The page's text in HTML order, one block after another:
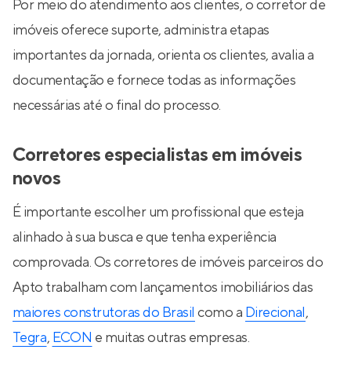
Por meio do atendimento aos clientes, o corretor de
imóveis oferece suporte, administra etapas
importantes da jornada, orienta os clientes, avalia a
documentação e fornece todas as informações
necessárias até o final do processo.
Corretores especialistas em imóveis
novos
É importante escolher um profissional que esteja
alinhado à sua busca e que tenha experiência
comprovada. Os corretores de imóveis parceiros do
Apto trabalham com lançamentos imobiliários das
maiores construtoras do Brasil como a Direcional,
Tegra, ECON e muitas outras empresas.